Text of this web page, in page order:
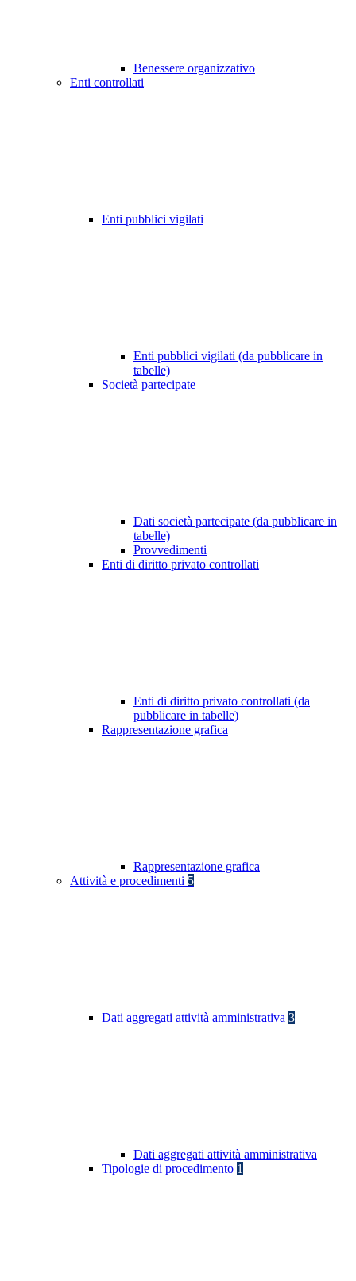
Benessere organizzativo
Enti controllati
Enti pubblici vigilati
Enti pubblici vigilati (da pubblicare in
tabelle)
Società partecipate
Dati società partecipate (da pubblicare in
tabelle)
Provvedimenti
Enti di diritto privato controllati
Enti di diritto privato controllati (da
pubblicare in tabelle)
Rappresentazione grafica
Rappresentazione grafica
Attività e procedimenti 5
Dati aggregati attività amministrativa 3
Dati aggregati attività amministrativa
Tipologie di procedimento 1